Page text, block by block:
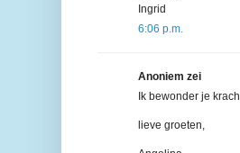
Ingrid
6:06 p.m.
Anoniem zei
Ik bewonder je
lieve groeten,